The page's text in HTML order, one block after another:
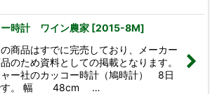
ー時計 ワイン農家 [2015-8M]
商品はすでに完売しており、メーカー
のため資料としての掲載となります。
ャー社のカッコー時計（鳩時計） 8日
す。 幅 48cm …